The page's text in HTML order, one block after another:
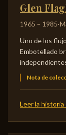
Glen
1965 – 1985·
Uno de los
Embotellado
Nota de
Leer la historia